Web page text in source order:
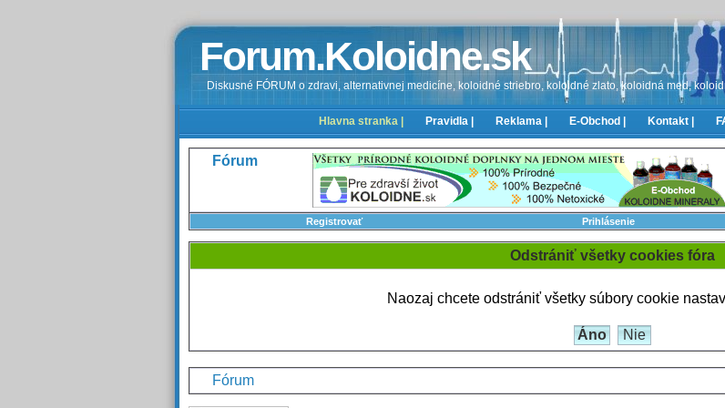
Forum.Koloidne.sk
Diskusné FÓRUM o zdravi, alternativnej medicíne, koloidné striebro, koloidné zlato, koloidná med,
Hlavna stranka | Pravidla | Reklama | E-Obchod | Kontakt |
Fórum
Registrovať Prihlásenie
Odstrániť všetky cookies fóra
Naozaj chcete odstrániť všetky súbory cookie
Fórum